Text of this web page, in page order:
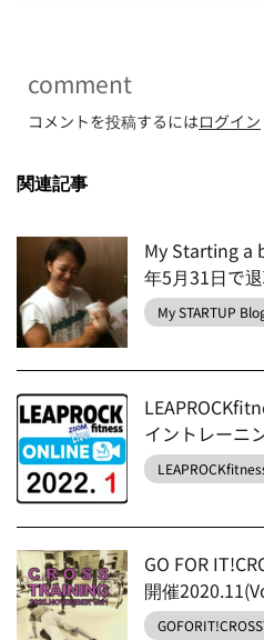
comment
コメントを投稿するにはログイン
関連記事
My Starting a
年5月31日で退
My STARTUP
イントレーニ
GO FOR
開催